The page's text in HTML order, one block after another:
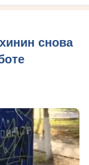
снова